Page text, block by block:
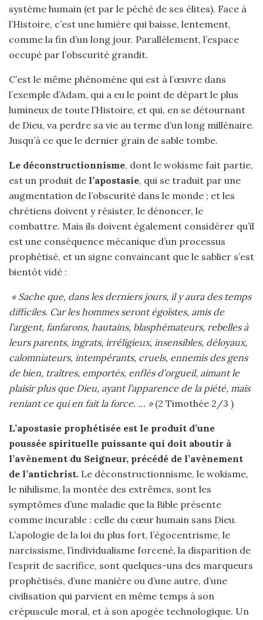
système humain (et par le péché de ses élites). Face à
l’Histoire, c’est une lumière qui baisse, lentement,
comme la fin d’un long jour. Parallèlement, l’espace
occupé par l’obscurité grandit.
C’est le même phénomène qui est à l’œuvre dans
l’exemple d’Adam, qui a eu le point de départ le plus
lumineux de toute l’Histoire, et qui, en se détournant
de Dieu, va perdre sa vie au terme d’un long millénaire.
Jusqu’à ce que le dernier grain de sable tombe.
Le déconstructionnisme, dont le wokisme fait partie,
est un produit de l’apostasie, qui se traduit par une
augmentation de l’obscurité dans le monde ; et les
chrétiens doivent y résister, le dénoncer, le
combattre. Mais ils doivent également considérer qu’il
est une conséquence mécanique d’un processus
prophétisé, et un signe convaincant que le sablier s’est
bientôt vidé :
« Sache que, dans les derniers jours, il y aura des temps
difficiles. Car les hommes seront égoïstes, amis de
l’argent, fanfarons, hautains, blasphémateurs, rebelles à
leurs parents, ingrats, irréligieux, insensibles, déloyaux,
calomniateurs, intempérants, cruels, ennemis des gens
de bien, traîtres, emportés, enflés d’orgueil, aimant le
plaisir plus que Dieu, ayant l’apparence de la piété, mais
reniant ce qui en fait la force. … »(2 Timothée 2/3 )
L’apostasie prophétisée est le produit d’une
poussée spirituelle puissante qui doit aboutir à
l’avènement du Seigneur, précédé de l’avènement
de l’antichrist. Le déconstructionnisme, le wokisme,
le nihilisme, la montée des extrêmes, sont les
symptômes d’une maladie que la Bible présente
comme incurable : celle du cœur humain sans Dieu.
L’apologie de la loi du plus fort, l’égocentrisme, le
narcissisme, l’individualisme forcené, la disparition de
l’esprit de sacrifice, sont quelques-uns des marqueurs
prophétisés, d’une manière ou d’une autre, d’une
civilisation qui parvient en même temps à son
crépuscule moral, et à son apogée technologique. Un